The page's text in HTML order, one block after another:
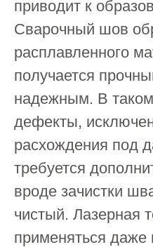
приводит к
Сварочный шов
расплавленного
получается
надежным. В
дефекты,
расхождения под
требуется
вроде зачистки
чистый. Лазерная
применяться даже